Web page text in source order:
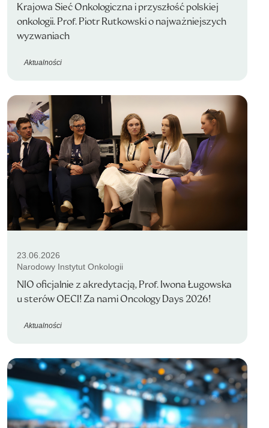
Krajowa Sieć Onkologiczna i przyszłość polskiej
onkologii. Prof. Piotr Rutkowski o najważniejszych
wyzwaniach
Aktualności
23.06.2026
Narodowy Instytut Onkologii
NIO oficjalnie z akredytacją, Prof. Iwona Ługowska
u sterów OECI! Za nami Oncology Days 2026!
Aktualności